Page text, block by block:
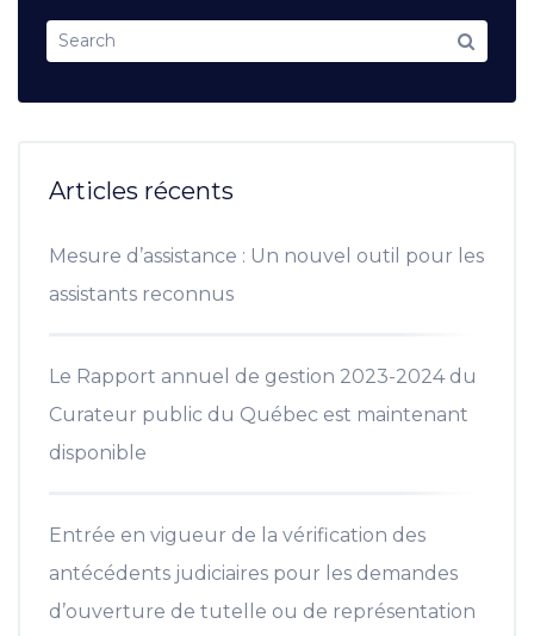
Articles récents
Mesure d’assistance : Un nouvel outil pour les
assistants reconnus
Le Rapport annuel de gestion 2023-2024 du
Curateur public du Québec est maintenant
disponible
Entrée en vigueur de la vérification des
antécédents judiciaires pour les demandes
d’ouverture de tutelle ou de représentation